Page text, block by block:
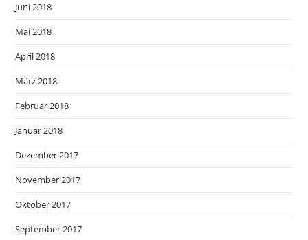
Juni 2018
Mai 2018
April 2018
März 2018
Februar 2018
Januar 2018
Dezember 2017
November 2017
Oktober 2017
September 2017